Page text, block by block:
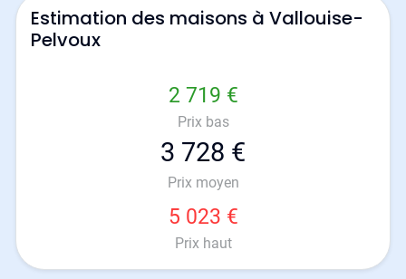
Estimation des maisons à Vallouise-
Pelvoux
2 719 €
Prix bas
3 728 €
Prix moyen
5 023 €
Prix haut